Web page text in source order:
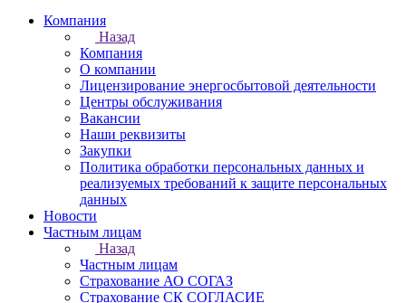
Компания
Назад
Компания
О компании
Лицензирование энергосбытовой деятельности
Центры обслуживания
Вакансии
Наши реквизиты
Закупки
Политика обработки персональных данных и
реализуемых требований к защите персональных
данных
Новости
Частным лицам
Назад
Частным лицам
Страхование АО СОГАЗ
Страхование СК СОГЛАСИЕ